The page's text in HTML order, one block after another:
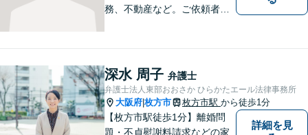
務、不動産など。ご依頼者さ
しっかりと聞き、法律の観点
からだけでなくお気持ちやご
事情に寄り添った対応が可能
です。
深水 周子 弁護士
弁護士法人東部おおさか ひらかたエール法律事務所
大阪府 枚方市 枚方市駅 から徒歩1分
【枚方市駅徒歩1分】離婚問
題・不貞慰謝料請求などの家
詳細を見